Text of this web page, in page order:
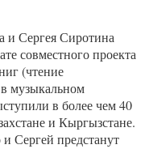
и Сергея Сиротина
совместного проекта
(чтение
музыкальном
в более чем 40
и Кыргызстане.
Сергей предстанут